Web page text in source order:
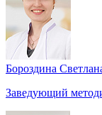
Бороздина
Заведующий